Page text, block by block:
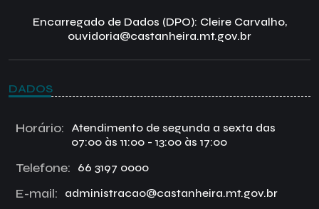
Encarregado de Dados (DPO): Cleire Carvalho,
ouvidoria@castanheira.mt.gov.br
DADOS
Horário:
Atendimento de segunda a sexta das
07:00 às 11:00 - 13:00 às 17:00
Telefone: 66 3197 0000
E-mail: administracao@castanheira.mt.gov.br